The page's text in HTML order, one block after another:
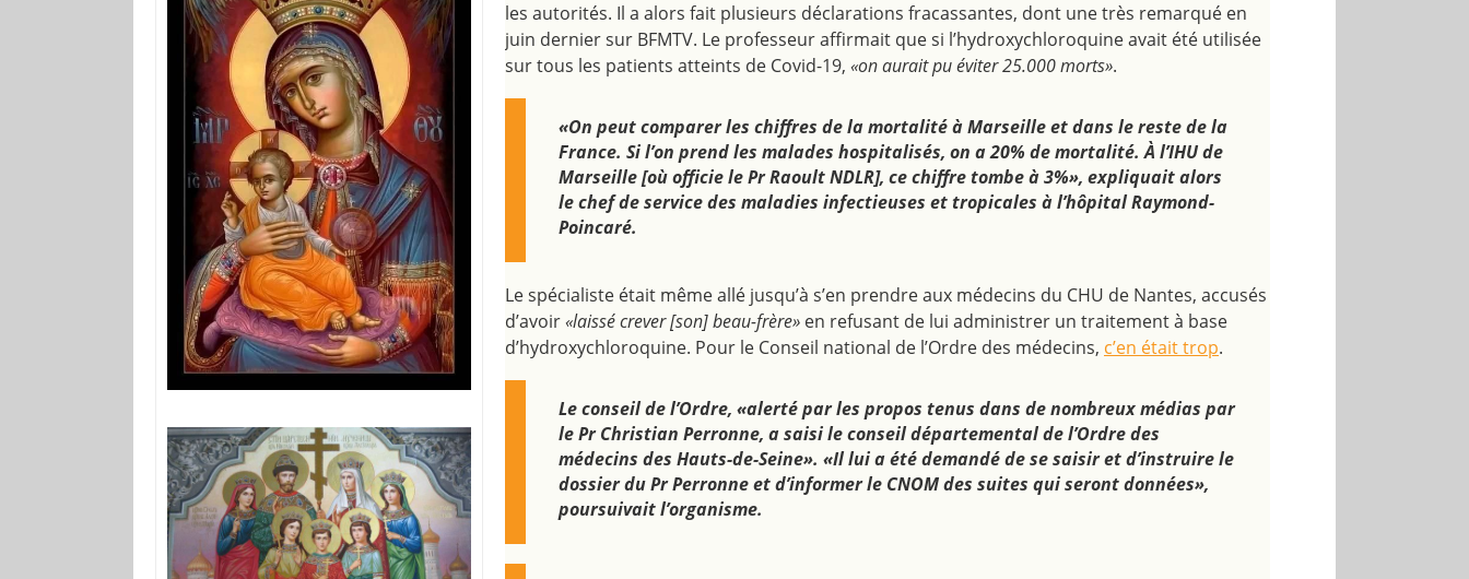
les autorités. Il a alors fait plusieurs déclarations fracassantes, dont une très remarqué en
juin dernier sur BFMTV. Le professeur affirmait que si l’hydroxychloroquine avait été utilisée
sur tous les patients atteints de Covid-19, «on aurait pu éviter 25.000 morts».
«On peut comparer les chiffres de la mortalité à Marseille et dans le reste de la
France. Si l’on prend les malades hospitalisés, on a 20% de mortalité. À l’IHU de
Marseille [où officie le Pr Raoult NDLR], ce chiffre tombe à 3%», expliquait alors
le chef de service des maladies infectieuses et tropicales à l’hôpital Raymond-
Poincaré.
Le spécialiste était même allé jusqu’à s’en prendre aux médecins du CHU de Nantes, accusés
d’avoir«laissé crever [son] beau-frère» en refusant de lui administrer un traitement à base
d’hydroxychloroquine. Pour le Conseil national de l’Ordre des médecins, c’en était trop.
Le conseil de l’Ordre, «alerté par les propos tenus dans de nombreux médias par
le Pr Christian Perronne, a saisi le conseil départemental de l’Ordre des
médecins des Hauts-de-Seine». «Il lui a été demandé de se saisir et d’instruire le
dossier du Pr Perronne et d’informer le CNOM des suites qui seront données»,
poursuivait l’organisme.